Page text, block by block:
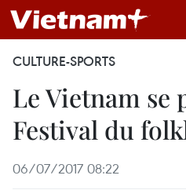
CULTURE-SPORTS
Le Vietnam se
Festival du
06/07/2017 08:22